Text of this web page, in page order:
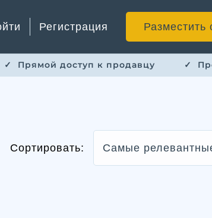
Регистрация Разместить
✓ ​ Прямой доступ к продавцу ✓
Сортировать: Самые